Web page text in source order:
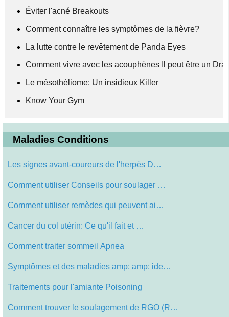
Éviter l'acné Breakouts
Comment connaître les symptômes de la fièvre?
La lutte contre le revêtement de Panda Eyes
Comment vivre avec les acouphènes Il peut être un
Le mésothéliome: Un insidieux Killer
Know Your Gym
Maladies Conditions
Les signes avant-coureurs de l'herpès D…
Comment utiliser Conseils pour soulager …
Comment utiliser remèdes qui peuvent ai…
Cancer du col utérin: Ce qu'il fait et …
Comment traiter sommeil Apnea
Symptômes et des maladies amp; amp; ide…
Traitements pour l'amiante Poisoning
Comment trouver le soulagement de RGO (R…